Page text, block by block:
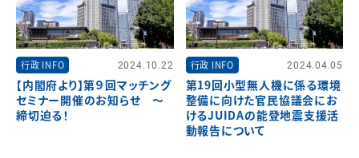
行政 INFO 2024.10.22
【内閣府より】第９回マッチング
セミナー開催のお知らせ ～
締切迫る！
行政 INFO 2024.04.05
第19回小型無人機に係る環境
整備に向けた官民協議会にお
けるJUIDAの能登地震支援活
動報告について